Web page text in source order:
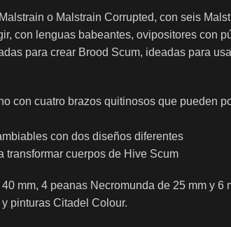
o Malstrain Corrupted, con seis
con lenguas babeantes, ovipositores con
para crear Brood Scum, ideadas para
con cuatro brazos quitinosos que pueden
con dos diseños diferentes
transformar cuerpos de Hive Scum
mm, 4 peanas Necromunda de 25 mm y
pinturas Citadel Colour.